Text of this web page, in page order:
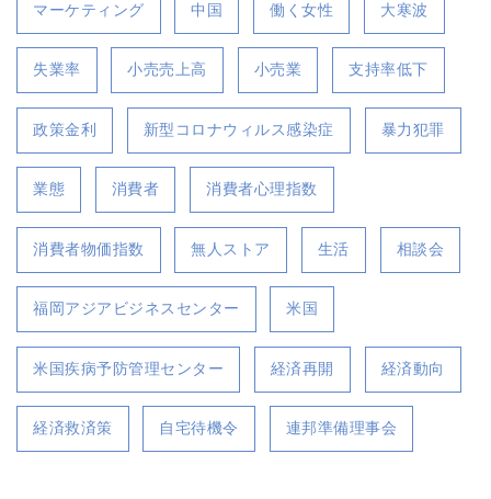
マーケティング 中国 働く女性 大寒波
失業率 小売売上高 小売業 支持率低下
政策金利 新型コロナウィルス感染症 暴力犯罪
業態 消費者 消費者心理指数
消費者物価指数 無人ストア 生活 相談会
福岡アジアビジネスセンター 米国
米国疾病予防管理センター 経済再開 経済動向
経済救済策 自宅待機令 連邦準備理事会